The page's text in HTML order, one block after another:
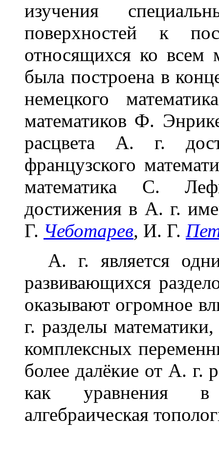
изучения
поверхностей к
относящихся ко
была построена в
немецкого
математиков Ф.
расцвета А. г.
французского
математика С.
достижения в А. г.
Г. Чеботарев, И. Г.
А. г. является
развивающихся
оказывают огромное
г. разделы
комплексных
более далёкие от А. г.
как уравнения в
алгебраическая